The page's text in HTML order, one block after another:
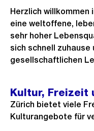
Herzlich willkommen
eine weltoffene,
sehr hoher
sich schnell zuhause
gesellschaftlichen
Kultur, Freizeit
Zürich bietet viele
Kulturangebote für